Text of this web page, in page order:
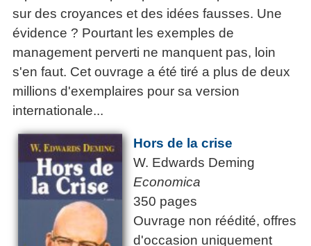
sur des croyances et des idées fausses. Une
évidence ? Pourtant les exemples de
management perverti ne manquent pas, loin
s'en faut. Cet ouvrage a été tiré a plus de deux
millions d'exemplaires pour sa version
internationale...
Hors de la crise
W. Edwards Deming
Economica
350 pages
Ouvrage non réédité, offres
d'occasion uniquement